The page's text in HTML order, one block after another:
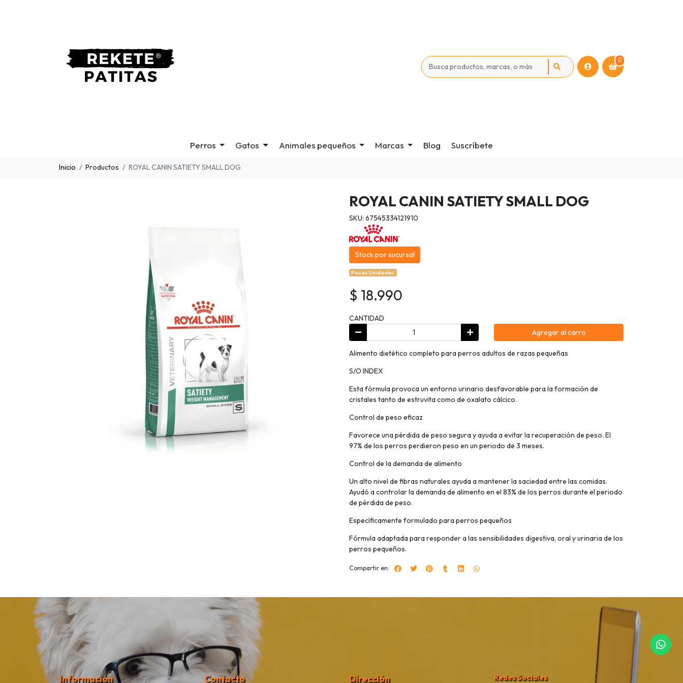
0
Perros Gatos Animales pequeños Marcas Blog Suscríbete
Inicio Productos ROYAL CANIN SATIETY SMALL DOG
ROYAL CANIN SATIETY SMALL DOG
SKU: 67545334121910
Stock por sucursal
Pocas Unidades.
$ 18.990
CANTIDAD
Agregar al carro
Alimento dietético completo para perros adultos de razas pequeñas
S/O INDEX
Esta fórmula provoca un entorno urinario desfavorable para la formación de
cristales tanto de estruvita como de oxalato cálcico.
Control de peso eficaz
Favorece una pérdida de peso segura y ayuda a evitar la recuperación de peso. El
97% de los perros perdieron peso en un periodo de 3 meses.
Control de la demanda de alimento
Un alto nivel de fibras naturales ayuda a mantener la saciedad entre las comidas.
Ayudó a controlar la demanda de alimento en el 83% de los perros durante el periodo
de pérdida de peso.
Específicamente formulado para perros pequeños
Fórmula adaptada para responder a las sensibilidades digestiva, oral y urinaria de los
perros pequeños.
Compartir en:
Información Contacto Dirección Redes Sociales